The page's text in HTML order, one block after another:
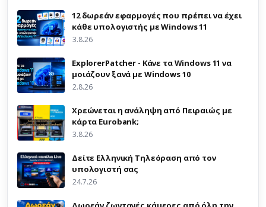
12 δωρεάν εφαρμογές που πρέπει να έχει
κάθε υπολογιστής με Windows 11
3.8.26
ExplorerPatcher - Κάνε τα Windows 11 να
μοιάζουν ξανά με Windows 10
2.8.26
Χρεώνεται η ανάληψη από Πειραιώς με
κάρτα Eurobank;
3.8.26
Δείτε Ελληνική Τηλεόραση από τον
υπολογιστή σας
24.7.26